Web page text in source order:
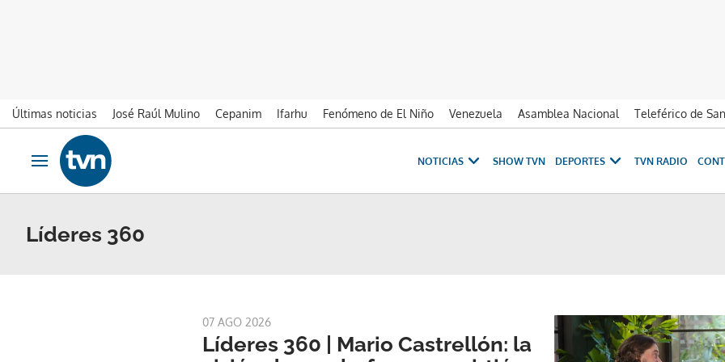
Últimas noticias José Raúl Mulino Cepanim Ifarhu Fenómeno de El Niño Venezuela Asamblea Nacional Teleférico de
Ir al contenido
Obrir navegació
NOTICIAS SHOW TVN DEPORTES TVN RADIO
Líderes 360
07 AGO 2026
Líderes 360 | Mario Castrellón: la